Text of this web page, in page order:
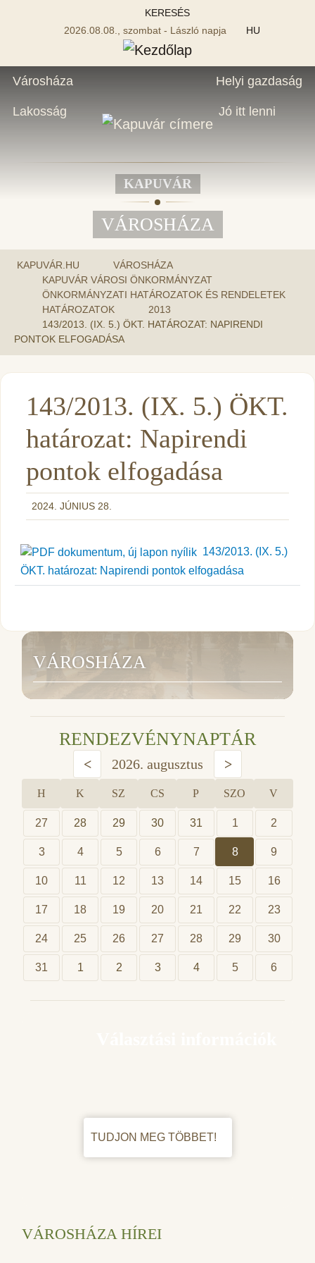
KERESÉS
2026.08.08., szombat - László napja
HU
Városháza
Lakosság
Helyi gazdaság
Jó itt lenni
KAPUVÁR
VÁROSHÁZA
KAPUVÁR.HU
VÁROSHÁZA
KAPUVÁR VÁROSI ÖNKORMÁNYZAT
ÖNKORMÁNYZATI HATÁROZATOK ÉS RENDELETEK
HATÁROZATOK
2013
143/2013. (IX. 5.) ÖKT. HATÁROZAT: NAPIRENDI
PONTOK ELFOGADÁSA
143/2013. (IX. 5.) ÖKT.
határozat: Napirendi
pontok elfogadása
2024. JÚNIUS 28.
143/2013. (IX. 5.)
ÖKT. határozat: Napirendi pontok elfogadása
VÁROSHÁZA
RENDEZVÉNYNAPTÁR
< 2026. augusztus >
H K SZ CS P SZO V
27 28 29 30 31 1 2
3 4 5 6 7 8 9
10 11 12 13 14 15 16
17 18 19 20 21 22 23
24 25 26 27 28 29 30
31 1 2 3 4 5 6
TUDJON MEG TÖBBET!
VÁROSHÁZA HÍREI